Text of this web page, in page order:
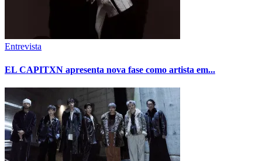
Entrevista
EL CAPITXN apresenta nova fase como artista em...